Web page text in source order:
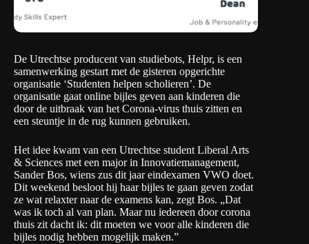
De Utrechtse producent van studiebots, Helpr, is een
samenwerking gestart met de gisteren opgerichte
organisatie ‘Studenten helpen scholieren’. De
organisatie gaat online bijles geven aan kinderen die
door de uitbraak van het Corona-virus thuis zitten en
een steuntje in de rug kunnen gebruiken.
Het idee kwam van een Utrechtse student Liberal Arts
& Sciences met een major in Innovatiemanagement,
Sander Bos, wiens zus dit jaar eindexamen VWO doet.
Dit weekend besloot hij haar bijles te gaan geven zodat
ze wat relaxter naar de examens kan, zegt Bos. „Dat
was ik toch al van plan. Maar nu iedereen door corona
thuis zit dacht ik: dit moeten we voor alle kinderen die
bijles nodig hebben mogelijk maken.”